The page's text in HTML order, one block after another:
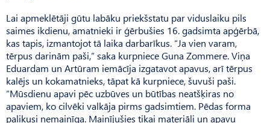
Lai apmeklētāji gūtu labāku priekšstatu par viduslaiku pils
saimes ikdienu, amatnieki ir ģērbušies 16. gadsimta apģērbā,
kas tapis, izmantojot tā laika darbarīkus. “Ja vien varam,
tērpus darinām paši,” saka kurpniece Guna Zommere. Viņa
Eduardam un Artūram iemācīja izgatavot apavus, arī tērpus
kalējs un kokamatnieks, tāpat kā kurpniece, šuvuši paši.
“Mūsdienu apavi pēc uzbūves un būtības neatšķiras no
apaviem, ko cilvēki valkāja pirms gadsimtiem. Pēdas forma
palikusi nemainīga. Mainījušies tikai materiāli un apavu